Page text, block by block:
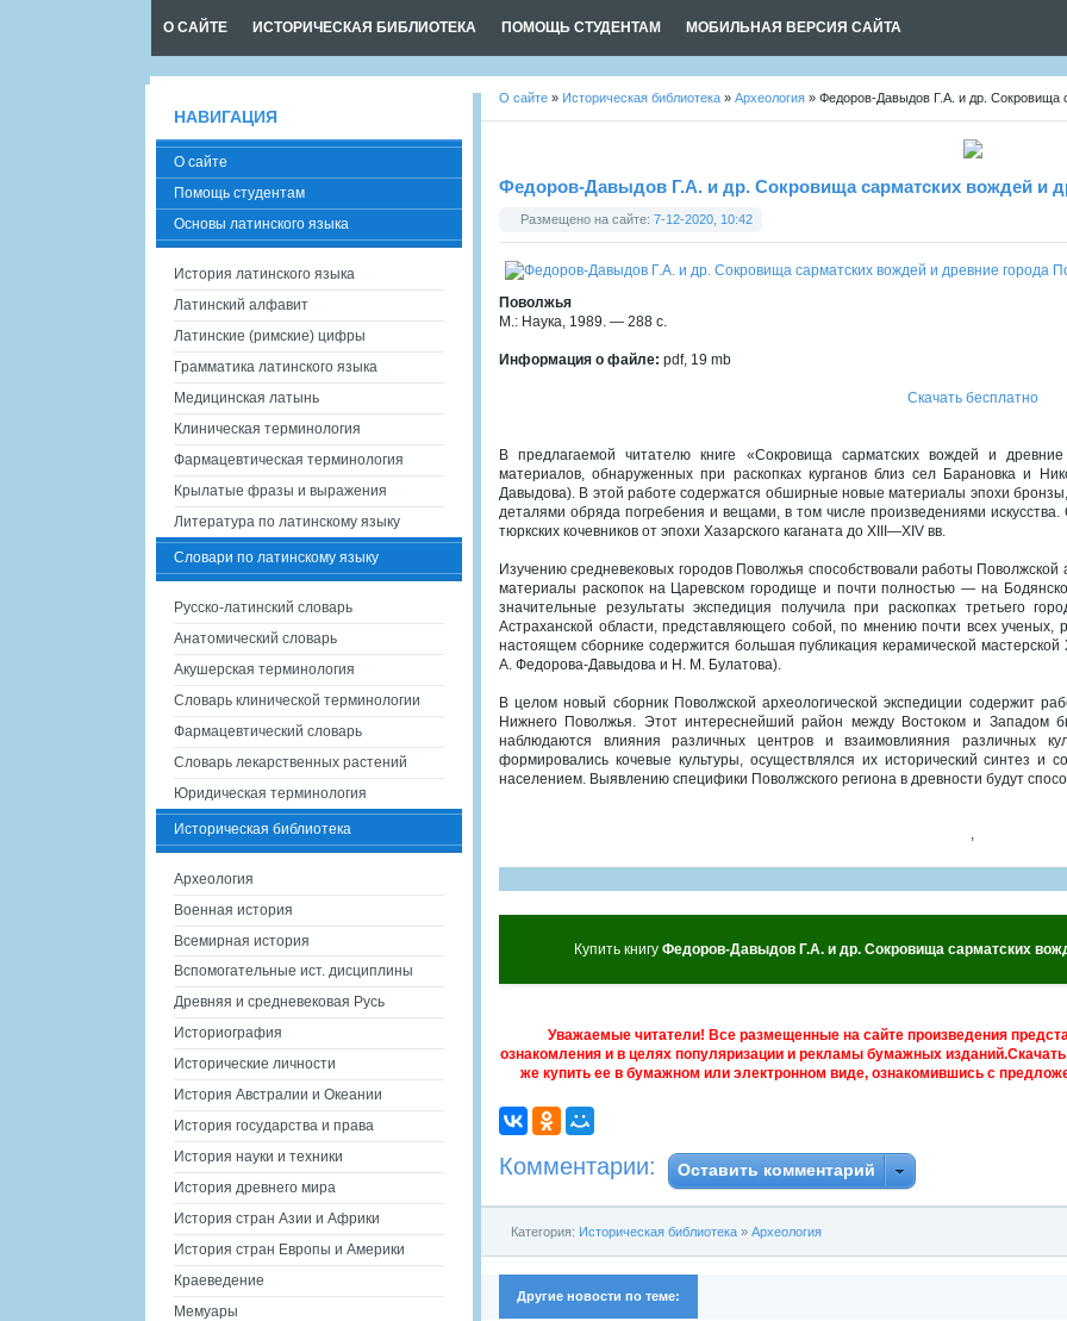
О САЙТЕ ИСТОРИЧЕСКАЯ БИБЛИОТЕКА ПОМОЩЬ СТУДЕНТАМ МОБИЛЬНАЯ ВЕРСИЯ САЙТА
О сайте » Историческая библиотека » Археология » Федоров-Давыдов Г.А. и др. Сокровища
Федоров-Давыдов Г.А. и др. Сокровища сарматских вождей и
Размещено на сайте: 7-12-2020, 10:42
Поволжья
М.: Наука, 1989. — 288 с.
Информация о файле: pdf, 19 mb
Скачать бесплатно
В предлагаемой читателю книге «Сокровища сарматских вождей и
материалов, обнаруженных при раскопках курганов близ сел Барановка и
Давыдова). В этой работе содержатся обширные новые материалы эпохи
деталями обряда погребения и вещами, в том числе произведениями
тюркских кочевников от эпохи Хазарского каганата до XIII—XIV вв.
Изучению средневековых городов Поволжья способствовали работы
материалы раскопок на Царевском городище и почти полностью — на
значительные результаты экспедиция получила при раскопках третьего
Астраханской области, представляющего собой, по мнению почти всех
настоящем сборнике содержится большая публикация керамической
А. Федорова-Давыдова и Н. М. Булатова).
В целом новый сборник Поволжской археологической экспедиции содержит
Нижнего Поволжья. Этот интереснейший район между Востоком и Западом
наблюдаются влияния различных центров и взаимовлияния различных
формировались кочевые культуры, осуществлялся их исторический синтез и
населением. Выявлению специфики Поволжского региона в древности будут
,
Купить книгу Федоров-Давыдов Г.А. и др. Сокровища сарматских
Уважаемые читатели! Все размещенные на сайте произведения
ознакомления и в целях популяризации и рекламы бумажных
же купить ее в бумажном или электронном виде, ознакомившись с
Комментарии: Оставить комментарий
Категория: Историческая библиотека » Археология
Другие новости по теме:
НАВИГАЦИЯ
О сайте
Помощь студентам
Основы латинского языка
История латинского языка
Латинский алфавит
Латинские (римские) цифры
Грамматика латинского языка
Медицинская латынь
Клиническая терминология
Фармацевтическая терминология
Крылатые фразы и выражения
Литература по латинскому языку
Словари по латинскому языку
Русско-латинский словарь
Анатомический словарь
Акушерская терминология
Словарь клинической терминологии
Фармацевтический словарь
Словарь лекарственных растений
Юридическая терминология
Историческая библиотека
Археология
Военная история
Всемирная история
Вспомогательные ист. дисциплины
Древняя и средневековая Русь
Историография
Исторические личности
История Австралии и Океании
История государства и права
История науки и техники
История древнего мира
История стран Азии и Африки
История стран Европы и Америки
Краеведение
Мемуары